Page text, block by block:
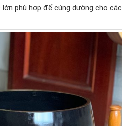
phù hợp để cúng dường cho các